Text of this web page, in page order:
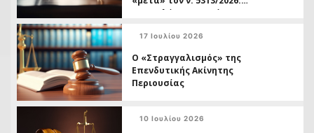
Ο οφειλέτης ως τρίτος
δικαστικής προστασίας
17 Ιουλίου 2026
Ο «Στραγγαλισμός» της
Επενδυτικής Ακίνητης
Περιουσίας
10 Ιουλίου 2026